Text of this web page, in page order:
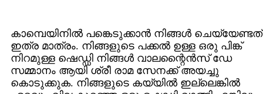
കാമ്പെയിനില്‍ പങ്കെടുക്കാന്‍ നിങ്ങള്‍ ചെയ്യേണ്ടത്
ഇത്ര മാത്രം. നിങ്ങളുടെ പക്കല്‍ ഉള്ള ഒരു പിങ്ക്
നിറമുള്ള ഷെഡ്ഡി നിങ്ങള്‍ വാലന്റൈന്‍സ് ഡേ
സമ്മാനം ആയി ശ്രീ രാമ സേനക്ക് അയച്ചു
കൊടുക്കുക. നിങ്ങളുടെ കയ്യില്‍ ഇല്ലെങ്കില്‍